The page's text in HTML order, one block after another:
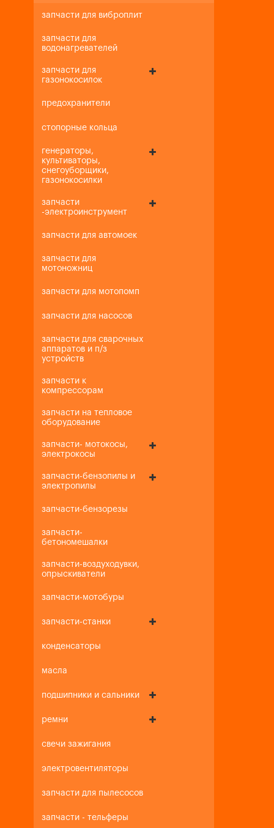
запчасти для виброплит
запчасти для
водонагревателей
запчасти для
газонокосилок
предохранители
стопорные кольца
генераторы,
культиваторы,
снегоуборщики,
газонокосилки
запчасти
-электроинструмент
запчасти для автомоек
запчасти для
мотоножниц
запчасти для мотопомп
запчасти для насосов
запчасти для сварочных
аппаратов и п/з
устройств
запчасти к
компрессорам
запчасти на тепловое
оборудование
запчасти- мотокосы,
электрокосы
запчасти-бензопилы и
электропилы
запчасти-бензорезы
запчасти-
бетономешалки
запчасти-воздуходувки,
опрыскиватели
запчасти-мотобуры
запчасти-станки
конденсаторы
масла
подшипники и сальники
ремни
свечи зажигания
электровентиляторы
запчасти для пылесосов
запчасти - тельферы